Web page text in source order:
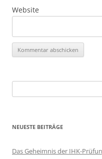
Website
nach:
NEUESTE BEITRÄGE
Das Geheimnis der IHK-